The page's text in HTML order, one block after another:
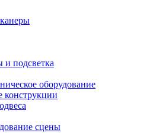
подсветка
оборудование
сцены